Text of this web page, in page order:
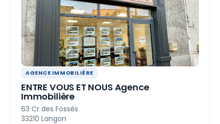
AGENCE IMMOBILIÈRE
ENTRE VOUS ET NOUS Agence
Immobilière
63 Cr des Fossés
33210 Langon